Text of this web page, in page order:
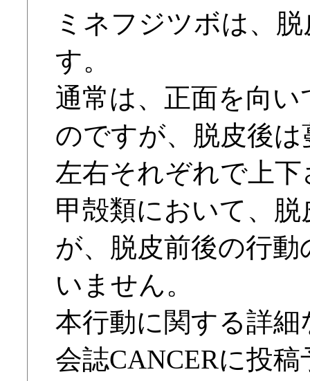
ミネフジツボは、
す。
通常は、正面を向
のですが、脱皮後
左右それぞれで上
甲殻類において、
が、脱皮前後の行
いません。
本行動に関する詳
会誌CANCERに投